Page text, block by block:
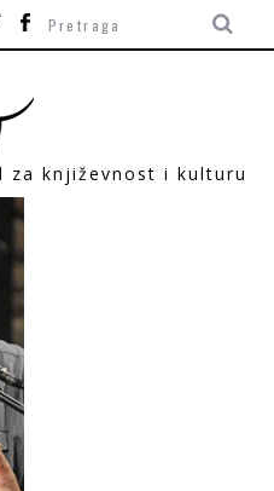
za književnost i kulturu